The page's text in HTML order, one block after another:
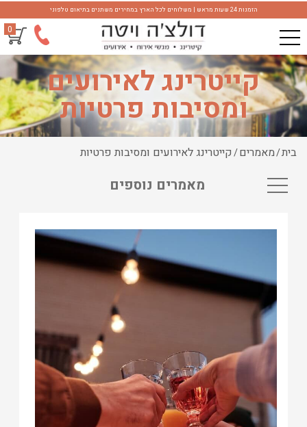
הזמנות 24 שעות מראש | משלוחים לכל הארץ במחירים משתנים בתיאום טלפוני
0
קייטרינג לאירועים
ומסיבות פרטיות
בית/מאמרים/קייטרינג לאירועים ומסיבות פרטיות
מאמרים נוספים